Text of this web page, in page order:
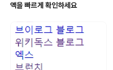
액을 빠르게 확인하세요